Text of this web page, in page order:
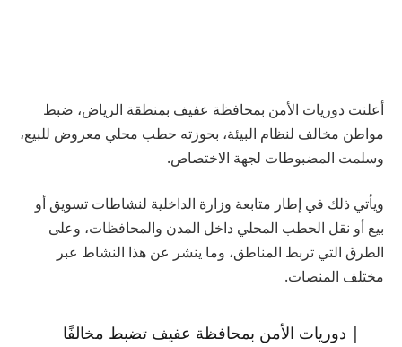
أعلنت دوريات الأمن بمحافظة عفيف بمنطقة الرياض، ضبط
مواطن مخالف لنظام البيئة، بحوزته حطب محلي معروض للبيع،
وسلمت المضبوطات لجهة الاختصاص.
ويأتي ذلك في إطار متابعة وزارة الداخلية لنشاطات تسويق أو
بيع أو نقل الحطب المحلي داخل المدن والمحافظات، وعلى
الطرق التي تربط المناطق، وما ينشر عن هذا النشاط عبر
مختلف المنصات.
| دوريات الأمن بمحافظة عفيف تضبط مخالفًا